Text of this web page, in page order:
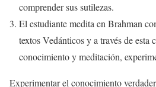
comprender sus sutilezas.
El estudiante medita en Brahman
textos Vedánticos y a través de esta
conocimiento y meditación,
Experimentar el conocimiento